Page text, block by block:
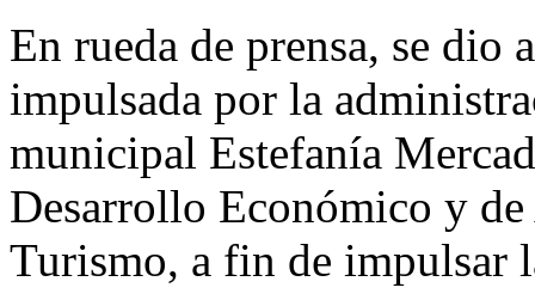
En rueda de prensa, se dio
impulsada por la
municipal Estefanía
Desarrollo Económico y
Turismo, a fin de impulsar